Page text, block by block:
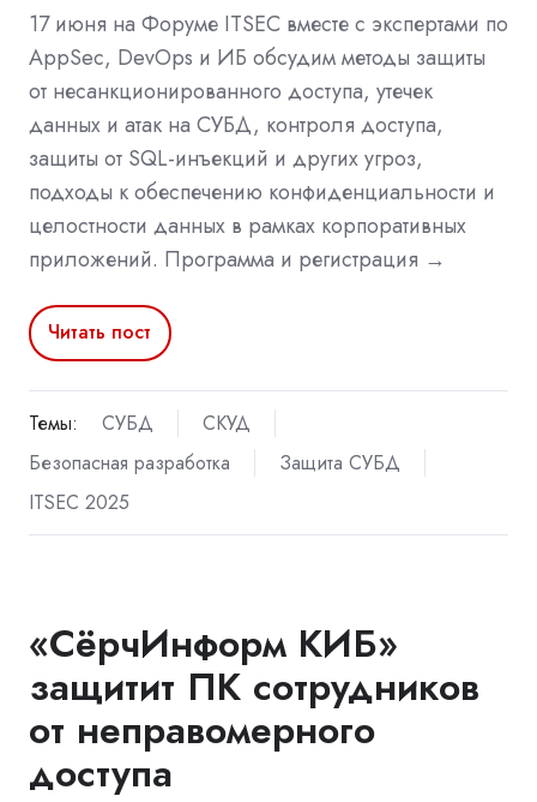
17 июня на Форуме ITSEC вместе с экспертами по
AppSec, DevOps и ИБ обсудим методы защиты
от несанкционированного доступа, утечек
данных и атак на СУБД, контроля доступа,
защиты от SQL-инъекций и других угроз,
подходы к обеспечению конфиденциальности и
целостности данных в рамках корпоративных
приложений. Программа и регистрация →
Читать пост
Темы: СУБД
СКУД
Безопасная разработка
Защита СУБД
ITSEC 2025
«СёрчИнформ КИБ»
защитит ПК сотрудников
от неправомерного
доступа